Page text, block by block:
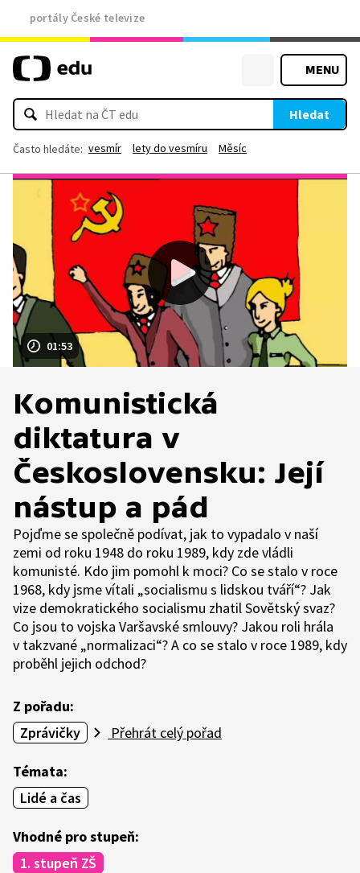
portály České televize
MENU
Hledat
Často hledáte: vesmír lety do vesmíru Měsíc
01:53
Komunistická
diktatura v
Československu: Její
nástup a pád
Pojďme se společně podívat, jak to vypadalo v naší
zemi od roku 1948 do roku 1989, kdy zde vládli
komunisté. Kdo jim pomohl k moci? Co se stalo v roce
1968, kdy jsme vítali „socialismu s lidskou tváří“? Jak
vize demokratického socialismu zhatil Sovětský svaz?
Co jsou to vojska Varšavské smlouvy? Jakou roli hrála
v takzvané „normalizaci“? A co se stalo v roce 1989, kdy
proběhl jejich odchod?
Z pořadu:
Zprávičky
Přehrát celý pořad
Témata:
Lidé a čas
Vhodné pro stupeň:
1. stupeň ZŠ